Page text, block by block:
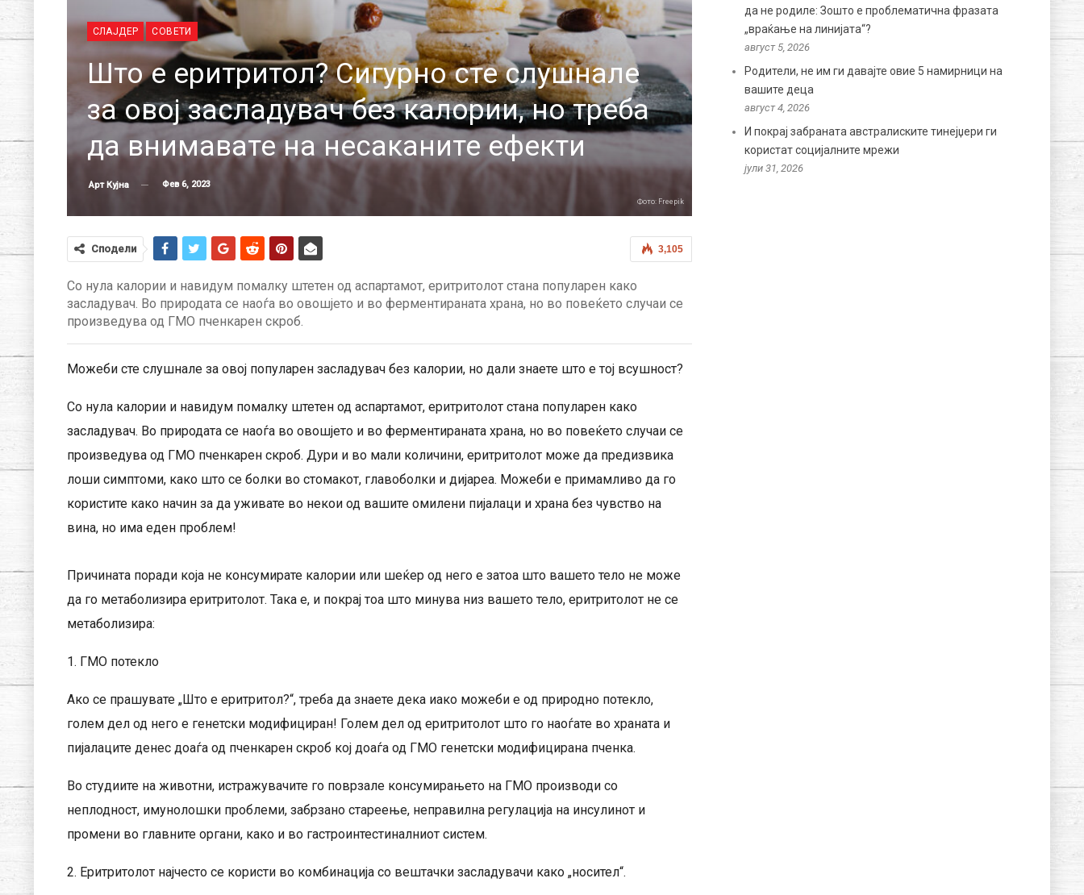
СЛАЈДЕР СОВЕТИ
Што е еритритол? Сигурно сте слушнале
за овој засладувач без калории, но треба
да внимавате на несаканите ефекти
Арт Кујна Фев 6, 2023
Фото: Freepik
3,105
Сподели
Со нула калории и навидум помалку штетен од аспартамот, еритритолот стана популарен како
засладувач. Во природата се наоѓа во овошјето и во ферментираната храна, но во повеќето случаи се
произведува од ГМО пченкарен скроб.
Можеби сте слушнале за овој популарен засладувач без калории, но дали знаете што е тој всушност?
Со нула калории и навидум помалку штетен од аспартамот, еритритолот стана популарен како
засладувач. Во природата се наоѓа во овошјето и во ферментираната храна, но во повеќето случаи се
произведува од ГМО пченкарен скроб. Дури и во мали количини, еритритолот може да предизвика
лоши симптоми, како што се болки во стомакот, главоболки и дијареа. Можеби е примамливо да го
користите како начин за да уживате во некои од вашите омилени пијалаци и храна без чувство на
вина, но има еден проблем!
Причината поради која не консумирате калории или шеќер од него е затоа што вашето тело не може
да го метаболизира еритритолот. Така е, и покрај тоа што минува низ вашето тело, еритритолот не се
метаболизира:
1. ГМО потекло
Ако се прашувате „Што е еритритол?“, треба да знаете дека иако можеби е од природно потекло,
голем дел од него е генетски модифициран! Голем дел од еритритолот што го наоѓате во храната и
пијалаците денес доаѓа од пченкарен скроб кој доаѓа од ГМО генетски модифицирана пченка.
Во студиите на животни, истражувачите го поврзале консумирањето на ГМО производи со
неплодност, имунолошки проблеми, забрзано стареење, неправилна регулација на инсулинот и
промени во главните органи, како и во гастроинтестиналниот систем.
2. Еритритолот најчесто се користи во комбинација со вештачки засладувачи како „носител“.
да не родиле: Зошто е проблематична фразата
„враќање на линијата“?
август 5, 2026
Родители, не им ги давајте овие 5 намирници на
вашите деца
август 4, 2026
И покрај забраната австралиските тинејџери ги
користат социјалните мрежи
јули 31, 2026